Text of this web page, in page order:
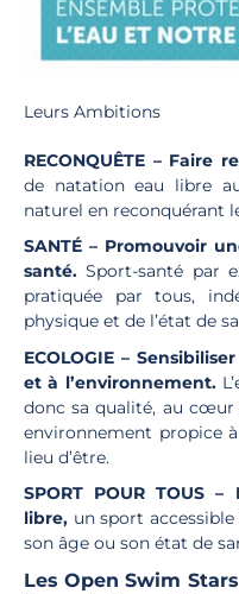
Leurs Ambitions
RECONQUÊTE – Faire
de natation eau libre
naturel en reconquérant
SANTÉ – Promouvoir
santé.Sport-santé par
pratiquée par tous,
physique et de l’état de
ECOLOGIE –
et à l’environnement.
donc sa qualité, au cœur
environnement propice
lieu d’être.
SPORT POUR TOUS
libre, un sport
son âge ou son état de
Les Open Swim